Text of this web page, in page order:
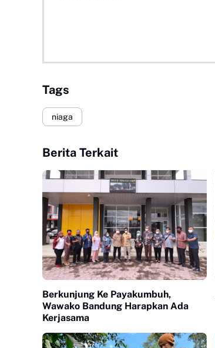
Tags
niaga
Berita Terkait
Berkunjung Ke Payakumbuh,
Wawako Bandung Harapkan Ada
Kerjasama